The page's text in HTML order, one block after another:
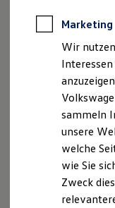
Software,
VW
VW
VW
VW
Hilfreiches
Im Rahmen der
Die in dieser
Ausstattungen
deutschen
teilweise
Mehrpreis.
Bitte beachten
Übersicht der
Die
sich nicht auf ein
des Angebots,
Marketing
Wir
sammeln
unsere
welche
wie Sie
Zweck